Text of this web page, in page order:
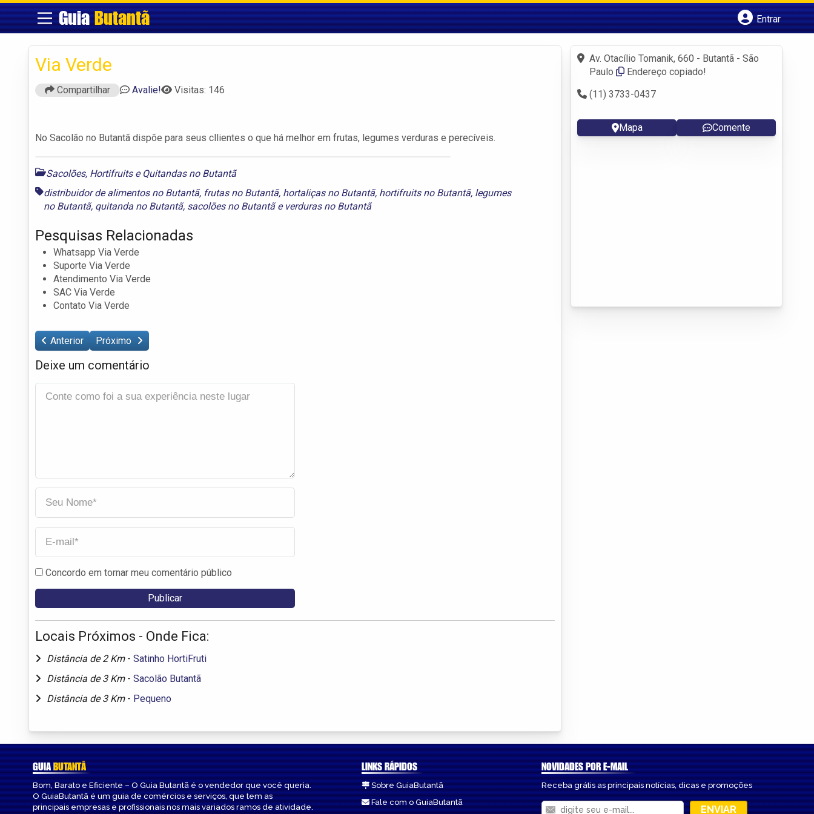
GuiaButantã
Entrar
Fazer login
Criar conta
Via Verde
Compartilhar Avalie! Visitas: 146
No Sacolão no Butantã dispõe para seus cllientes o que há melhor em frutas, legumes verduras e perecíveis.
Sacolões, Hortifruits e Quitandas no Butantã
distribuidor de alimentos no Butantã, frutas no Butantã, hortaliças no Butantã, hortifruits no Butantã, legumes
no Butantã, quitanda no Butantã, sacolões no Butantãe verduras no Butantã
Pesquisas Relacionadas
Whatsapp Via Verde
Suporte Via Verde
Atendimento Via Verde
SAC Via Verde
Contato Via Verde
Anterior Próximo
Deixe um comentário
Concordo em tornar meu comentário público
Locais Próximos - Onde Fica:
Distância de 2 Km - Satinho HortiFruti
Distância de 3 Km - Sacolão Butantã
Distância de 3 Km - Pequeno
Av. Otacílio Tomanik, 660 - Butantã - São
Paulo
Endereço copiado!
(11) 3733-0437
Mapa Comente
GUIABUTANTÃ
Bom, Barato e Eficiente – O Guia Butantã é o vendedor que você queria.
O GuiaButantã é um guia de comércios e serviços, que tem as
principais empresas e profissionais nos mais variados ramos de atividade.
LINKS RÁPIDOS
Sobre GuiaButantã
Fale com o GuiaButantã
NOVIDADES POR E-MAIL
Receba grátis as principais notícias, dicas e promoções